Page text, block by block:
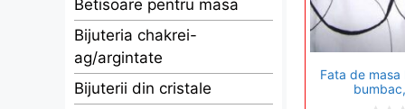
Fata de masa
Betisoare pentru masa
Bijuteria chakrei-
ag/argintate
Bijuterii din cristale